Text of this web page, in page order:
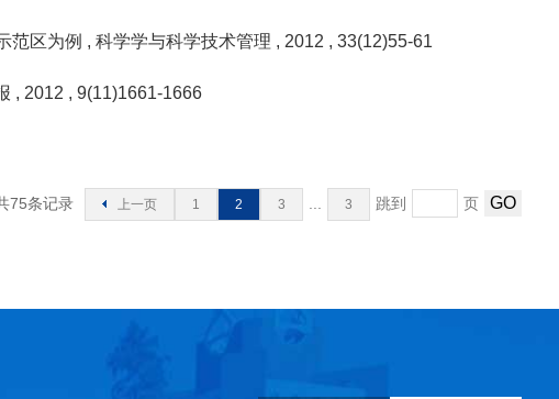
范区为例 , 科学学与科学技术管理 , 2012 , 33(12)55-61
, 2012 , 9(11)1661-1666
75条记录 上一页 1 2 3 3 跳到 页